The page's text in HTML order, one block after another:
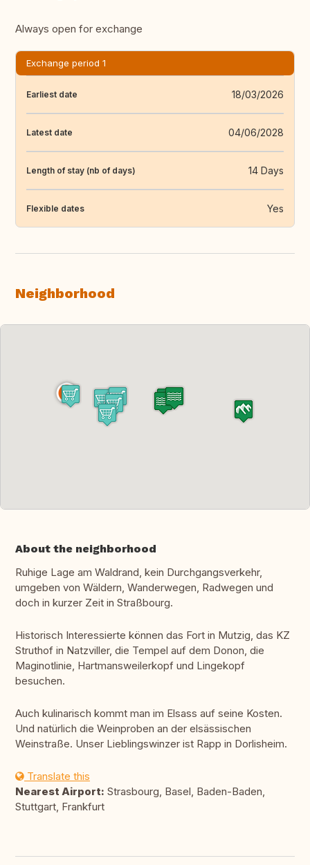
Always open for exchange
Exchange period 1
Earliest date 18/03/2026
Latest date 04/06/2028
Length of stay (nb of days) 14 Days
Flexible dates Yes
Neighborhood
About the neighborhood
Ruhige Lage am Waldrand, kein Durchgangsverkehr,
umgeben von Wäldern, Wanderwegen, Radwegen und
doch in kurzer Zeit in Straßbourg.
Historisch Interessierte können das Fort in Mutzig, das KZ
Struthof in Natzviller, die Tempel auf dem Donon, die
Maginotlinie, Hartmansweilerkopf und Lingekopf
besuchen.
Auch kulinarisch kommt man im Elsass auf seine Kosten.
Und natürlich die Weinproben an der elsässischen
Weinstraße. Unser Lieblingswinzer ist Rapp in Dorlisheim.
Translate this
Nearest Airport: Strasbourg, Basel, Baden-Baden,
Stuttgart, Frankfurt